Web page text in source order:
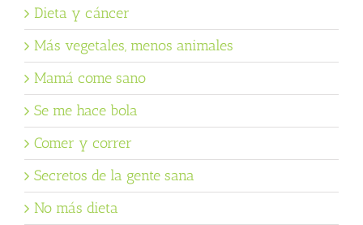
Dieta y cáncer
Más vegetales, menos animales
Mamá come sano
Se me hace bola
Comer y correr
Secretos de la gente sana
No más dieta